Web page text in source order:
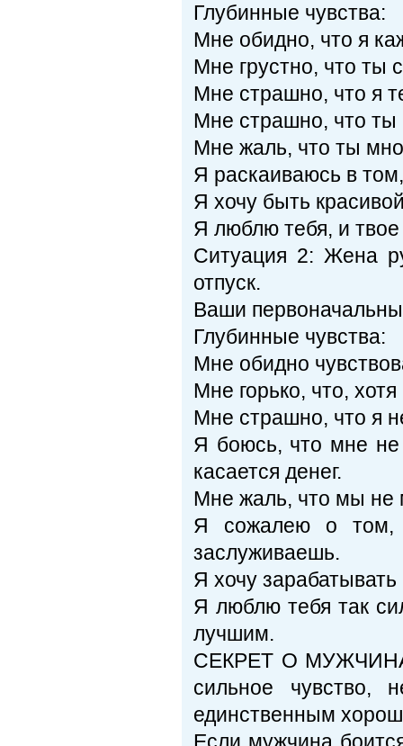
Глубинные чувства:
Мне обидно, что я
Мне грустно, что ты
Мне страшно, что я
Мне страшно, что
Мне жаль, что ты
Я раскаиваюсь в
Я хочу быть
Я люблю тебя, и
Ситуация 2: Жена
отпуск.
Ваши
Глубинные чувства:
Мне обидно
Мне горько, что,
Мне страшно, что я
Я боюсь, что мне не
касается денег.
Мне жаль, что мы не
Я сожалею о том,
заслуживаешь.
Я хочу
Я люблю тебя так
лучшим.
СЕКРЕТ О
сильное чувство,
единственным